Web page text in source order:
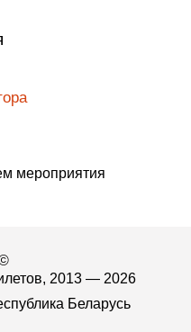
мероприятия
2013 — 2026
Беларусь